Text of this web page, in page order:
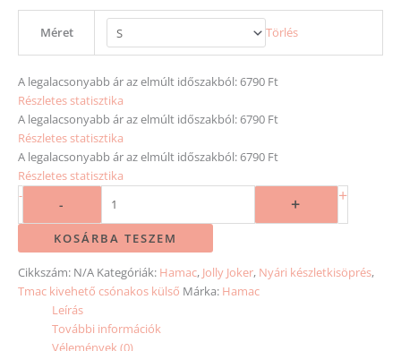
Méret Törlés
A legalacsonyabb ár az elmúlt időszakból:6790 Ft
Részletes statisztika
A legalacsonyabb ár az elmúlt időszakból:6790 Ft
Részletes statisztika
A legalacsonyabb ár az elmúlt időszakból:6790 Ft
Részletes statisztika
-
- + +
KOSÁRBA TESZEM
Cikkszám: N/A Kategóriák: Hamac, Jolly Joker, Nyári készletkisöprés,
Tmac kivehető csónakos külső Márka: Hamac
Leírás
További információk
Vélemények (0)